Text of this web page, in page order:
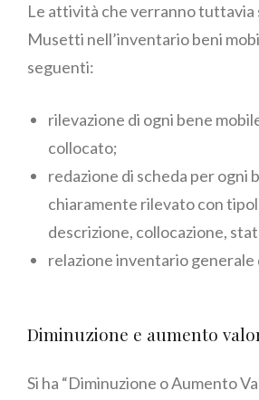
Le attività che verranno tuttavia
Musetti nell’inventario beni
seguenti:
rilevazione di ogni bene
collocato;
redazione di scheda per ogni
chiaramente rilevato con
descrizione, collocazione,
relazione inventario generale
Diminuzione e aumento
Si ha “Diminuzione o Aumento